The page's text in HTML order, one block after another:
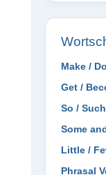
Make /
Get /
So /
Some
Little /
Phrasal